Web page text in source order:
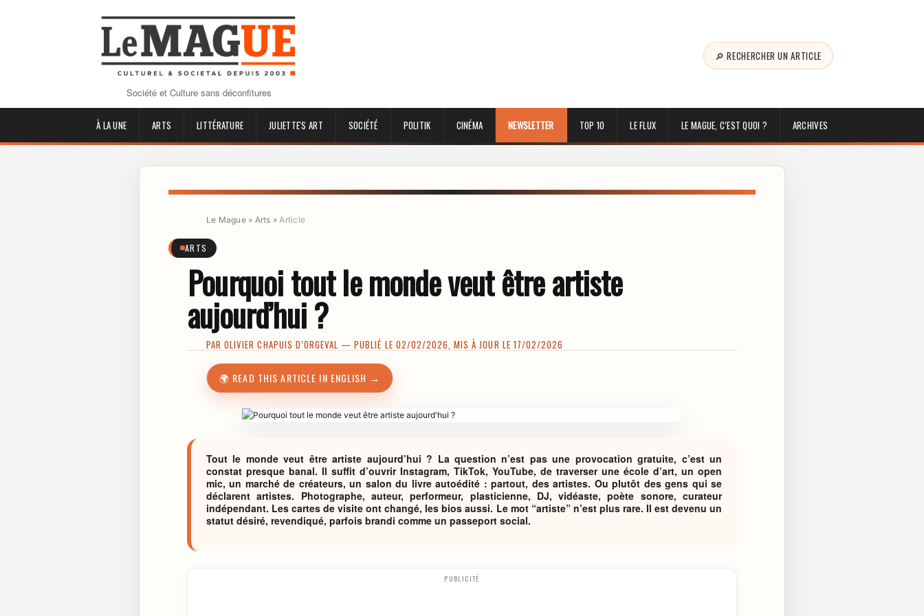
Société et Culture sans déconfitures
🔎 RECHERCHER UN ARTICLE
À LA UNE ARTS LITTÉRATURE JULIETTE'S ART SOCIÉTÉ POLITIK CINÉMA NEWSLETTER TOP 10 LE FLUX LE MAGUE, C’EST QUOI ? ARCHIVES
Le Mague» Arts » Article
ARTS
Pourquoi tout le monde veut être artiste
aujourd’hui ?
PAROLIVIER CHAPUIS D’ORGEVAL — PUBLIÉ LE 02/02/2026, MIS À JOUR LE 17/02/2026
🌍 READ THIS ARTICLE IN ENGLISH →
Tout le monde veut être artiste aujourd’hui ? La question n’est pas une provocation gratuite, c’est un
constat presque banal. Il suffit d’ouvrir Instagram, TikTok, YouTube, de traverser une école d’art, un open
mic, un marché de créateurs, un salon du livre autoédité : partout, des artistes. Ou plutôt des gens qui se
déclarent artistes. Photographe, auteur, performeur, plasticienne, DJ, vidéaste, poète sonore, curateur
indépendant. Les cartes de visite ont changé, les bios aussi. Le mot “artiste” n’est plus rare. Il est devenu un
statut désiré, revendiqué, parfois brandi comme un passeport social.
PUBLICITÉ